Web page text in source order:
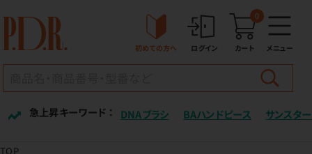
初めての方へ ログイン カート
0
メニュー
急上昇キーワード ： DNAブラシ BAハンドピース サンスター
TOP